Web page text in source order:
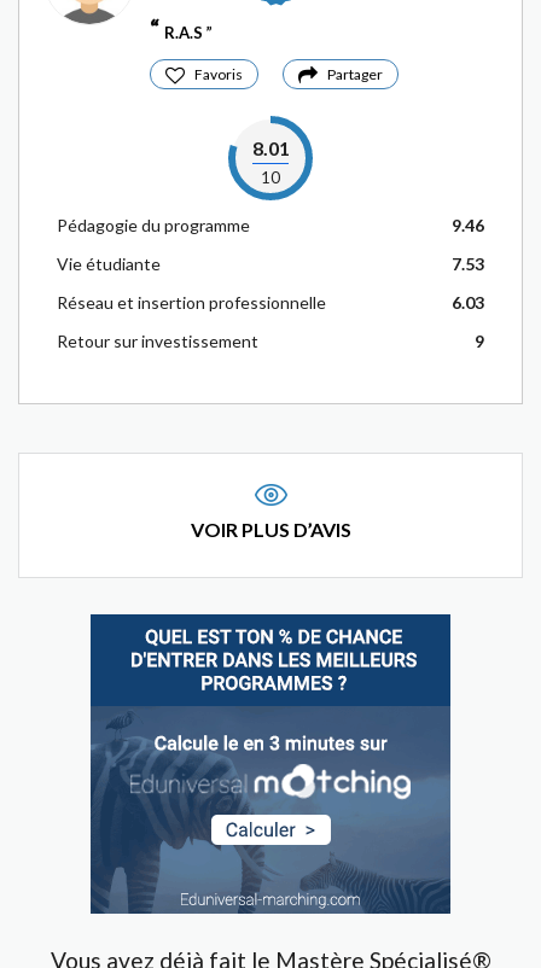
R.A.S
Favoris Partager
8.01
10
Pédagogie du programme
9.46
Vie étudiante
7.53
Réseau et insertion professionnelle
6.03
Retour sur investissement
9
VOIR PLUS D’AVIS
Vous avez déjà fait le Mastère Spécialisé®